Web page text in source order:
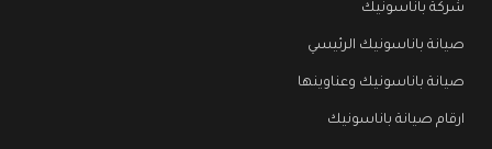
شركة باناسونيك
صيانة باناسونيك الرئيسي
صيانة باناسونيك وعناوينها
ارقام صيانة باناسونيك